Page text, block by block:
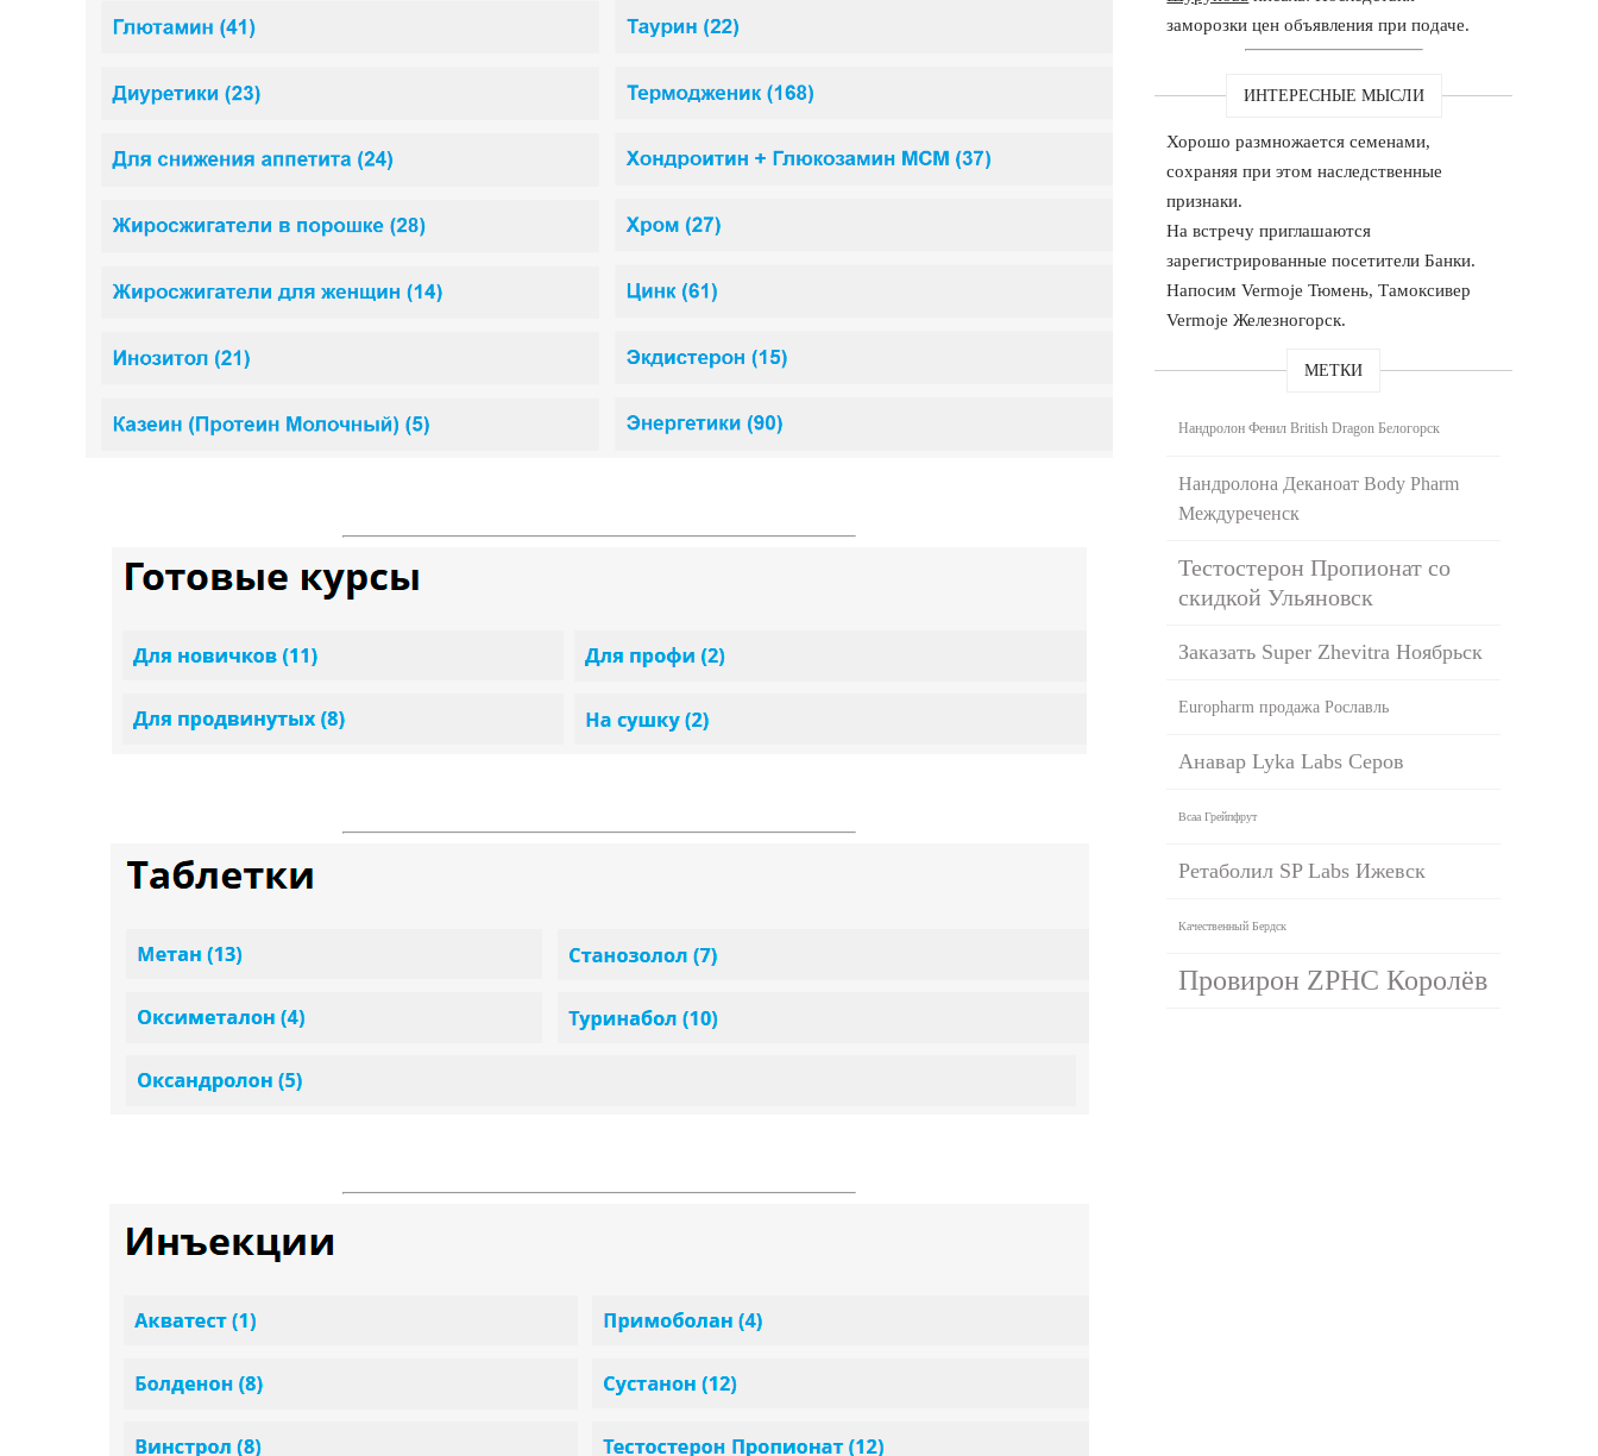
заморозки цен объявления при подаче.
ИНТЕРЕСНЫЕ МЫСЛИ
Хорошо размножается семенами,
сохраняя при этом наследственные
признаки.
На встречу приглашаются
зарегистрированные посетители Банки.
Напосим Vermoje Тюмень, Тамоксивер
Vermoje Железногорск.
МЕТКИ
Нандролон Фенил British Dragon Белогорск
Нандролона Деканоат Body Pharm
Междуреченск
Тестостерон Пропионат со
скидкой Ульяновск
Заказать Super Zhevitra Ноябрьск
Europharm продажа Рославль
Анавар Lyka Labs Серов
Bcaa Грейпфрут
Ретаболил SP Labs Ижевск
Качественный Бердск
Провирон ZPHC Королёв